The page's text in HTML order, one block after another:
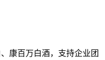
康百万白酒，支持企业团